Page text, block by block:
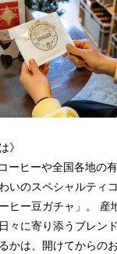
》
ーヒーや全国各地の
いのスペシャルティ
ヒー豆ガチャ」。 産
々に寄り添うブレン
かは、開けてからの